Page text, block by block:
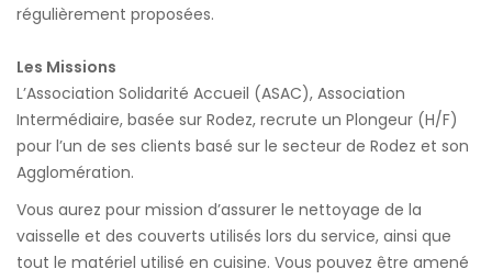
régulièrement proposées.
Les Missions
L’Association Solidarité Accueil (ASAC), Association
Intermédiaire, basée sur Rodez, recrute un Plongeur (H/F)
pour l’un de ses clients basé sur le secteur de Rodez et son
Agglomération.
Vous aurez pour mission d’assurer le nettoyage de la
vaisselle et des couverts utilisés lors du service, ainsi que
tout le matériel utilisé en cuisine. Vous pouvez être amené